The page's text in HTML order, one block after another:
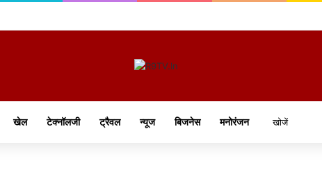
खेल टेक्नॉलजी ट्रैवल न्यूज बिजनेस मनोरंजन